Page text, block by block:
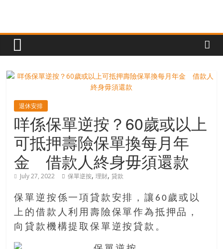
命
的
寶
藏
銀
島
享
樂
共
創
退休安排
咩係保單逆按？60歲或以上
可抵押壽險保單換每月年
金 借款人終身毋須還款
July 27, 2022 保單逆按,理財,貸款
保單逆按係一項貸款安排，讓60歲或以
上的借款人利用壽險保單作為抵押品，
向貸款機構提取保單逆按貸款。